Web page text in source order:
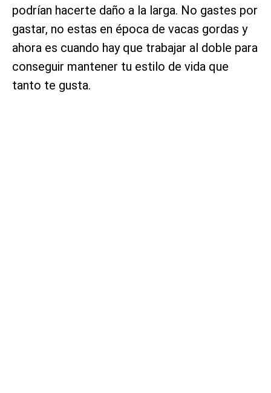
podrían hacerte daño a la larga. No gastes por
gastar, no estas en época de vacas gordas y
ahora es cuando hay que trabajar al doble para
conseguir mantener tu estilo de vida que
tanto te gusta.